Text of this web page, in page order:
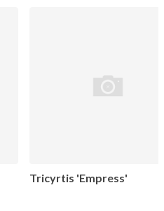
Tricyrtis 'Empress'